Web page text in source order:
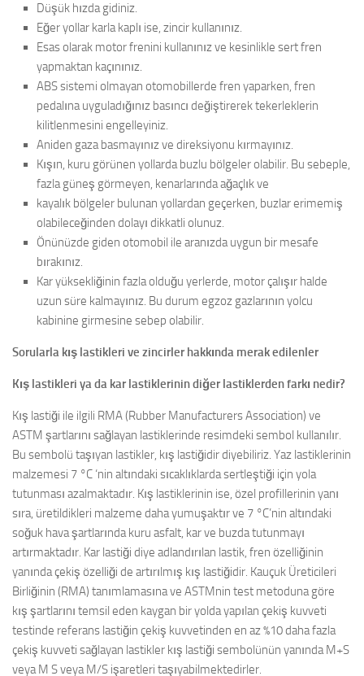
Düşük hızda gidiniz.
Eğer yollar karla kaplı ise, zincir kullanınız.
Esas olarak motor frenini kullanınız ve kesinlikle sert fren
yapmaktan kaçınınız.
ABS sistemi olmayan otomobillerde fren yaparken, fren
pedalına uyguladığınız basıncı değiştirerek tekerleklerin
kilitlenmesini engelleyiniz.
Aniden gaza basmayınız ve direksiyonu kırmayınız.
Kışın, kuru görünen yollarda buzlu bölgeler olabilir. Bu sebeple,
fazla güneş görmeyen, kenarlarında ağaçlık ve
kayalık bölgeler bulunan yollardan geçerken, buzlar erimemiş
olabileceğinden dolayı dikkatli olunuz.
Önünüzde giden otomobil ile aranızda uygun bir mesafe
bırakınız.
Kar yüksekliğinin fazla olduğu yerlerde, motor çalışır halde
uzun süre kalmayınız. Bu durum egzoz gazlarının yolcu
kabinine girmesine sebep olabilir.
Sorularla kış lastikleri ve zincirler hakkında merak edilenler
Kış lastikleri ya da kar lastiklerinin diğer lastiklerden farkı nedir?
Kış lastiği ile ilgili RMA (Rubber Manufacturers Association) ve
ASTM şartlarını sağlayan lastiklerinde resimdeki sembol kullanılır.
Bu sembolü taşıyan lastikler, kış lastiğidir diyebiliriz. Yaz lastiklerinin
malzemesi 7 °C ‘nin altındaki sıcaklıklarda sertleştiği için yola
tutunması azalmaktadır. Kış lastiklerinin ise, özel profillerinin yanı
sıra, üretildikleri malzeme daha yumuşaktır ve 7 °C’nin altındaki
soğuk hava şartlarında kuru asfalt, kar ve buzda tutunmayı
artırmaktadır. Kar lastiği diye adlandırılan lastik, fren özelliğinin
yanında çekiş özelliği de artırılmış kış lastiğidir. Kauçuk Üreticileri
Birliğinin (RMA) tanımlamasına ve ASTMnin test metoduna göre
kış şartlarını temsil eden kaygan bir yolda yapılan çekiş kuvveti
testinde referans lastiğin çekiş kuvvetinden en az %10 daha fazla
çekiş kuvveti sağlayan lastikler kış lastiği sembolünün yanında M+S
veya M S veya M/S işaretleri taşıyabilmektedirler.